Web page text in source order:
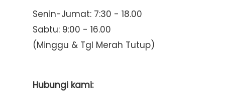
Senin-Jumat: 7:30 - 18.00
Sabtu: 9:00 - 16.00
(Minggu & Tgl Merah Tutup)
Hubungi kami: